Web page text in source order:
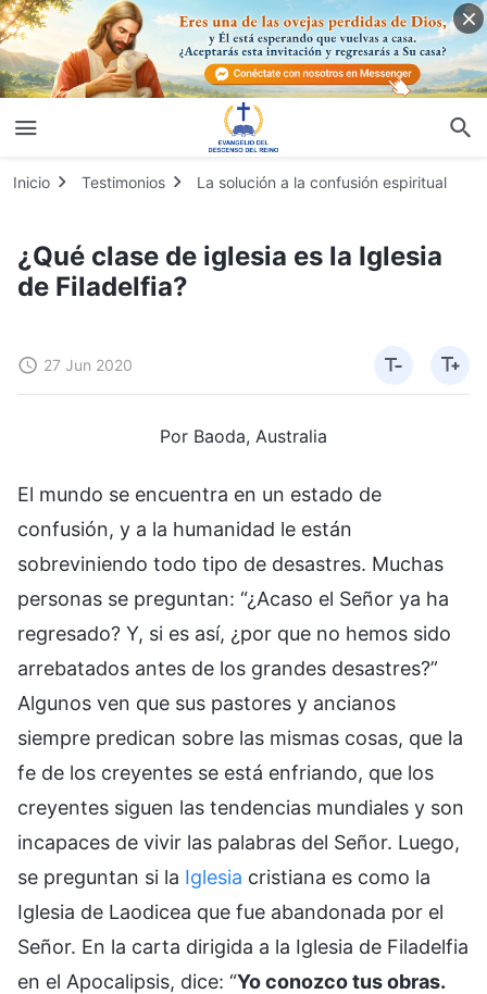
Inicio Testimonios La solución a la confusión espiritual
¿Qué clase de iglesia es la Iglesia
de Filadelfia?
27 Jun 2020
Por Baoda, Australia
El mundo se encuentra en un estado de
confusión, y a la humanidad le están
sobreviniendo todo tipo de desastres. Muchas
personas se preguntan: “¿Acaso el Señor ya ha
regresado? Y, si es así, ¿por que no hemos sido
arrebatados antes de los grandes desastres?”
Algunos ven que sus pastores y ancianos
siempre predican sobre las mismas cosas, que la
fe de los creyentes se está enfriando, que los
creyentes siguen las tendencias mundiales y son
incapaces de vivir las palabras del Señor. Luego,
se preguntan si la Iglesia cristiana es como la
Iglesia de Laodicea que fue abandonada por el
Señor. En la carta dirigida a la Iglesia de Filadelfia
en el Apocalipsis, dice: “Yo conozco tus obras.